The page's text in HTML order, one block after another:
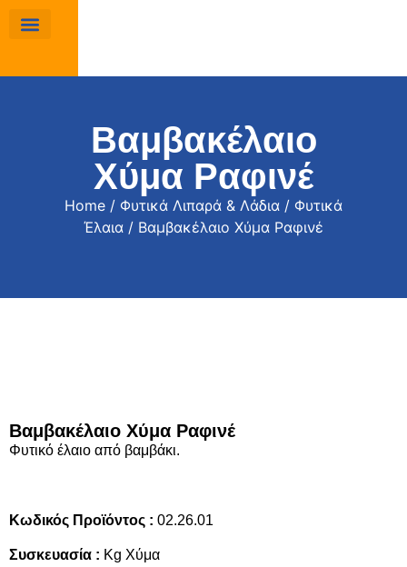
Βαμβακέλαιο
Χύμα Ραφινέ
Home / Φυτικά Λιπαρά & Λάδια / Φυτικά
Έλαια / Βαμβακέλαιο Χύμα Ραφινέ
Βαμβακέλαιο Χύμα Ραφινέ
Φυτικό έλαιο από βαμβάκι.
Κωδικός Προϊόντος : 02.26.01
Συσκευασία : Kg Χύμα